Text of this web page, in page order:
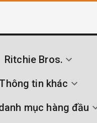
Ritchie Bros.
tin khác
mục hàng đầu